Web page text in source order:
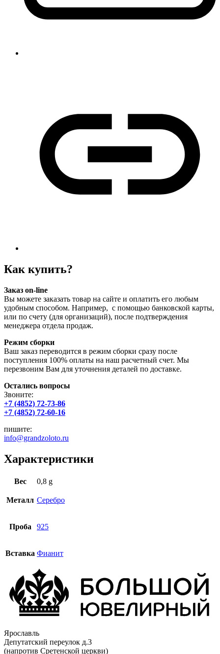
Как купить?
Заказ on-line
Вы можете заказать товар на сайте и оплатить его любым
удобным способом. Например, с помощью банковской карты,
или по счету (для организаций), после подтверждения
менеджера отдела продаж.
Режим сборки
Ваш заказ переводится в режим сборки сразу после
поступления 100% оплаты на наш расчетный счет. Мы
перезвоним Вам для уточнения деталей по доставке.
Остались вопросы
Звоните:
+7 (4852) 72-73-86
+7 (4852) 72-60-16
пишите:
info@grandzoloto.ru
Характеристики
Вес 0,8 g
Металл Серебро
Проба 925
Вставка Фианит
Ярославль
Депутатский переулок д.3
(напротив Сретенской церкви)